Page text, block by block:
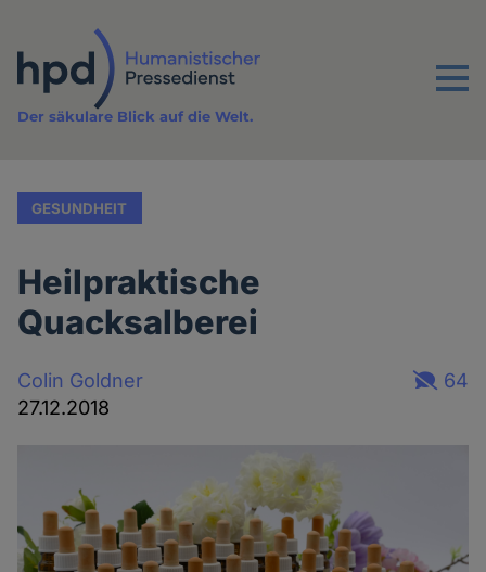
Inhalt
Menu
Der säkulare Blick auf die Welt.
GESUNDHEIT
Heilpraktische
Quacksalberei
Colin Goldner
27.12.2018
64